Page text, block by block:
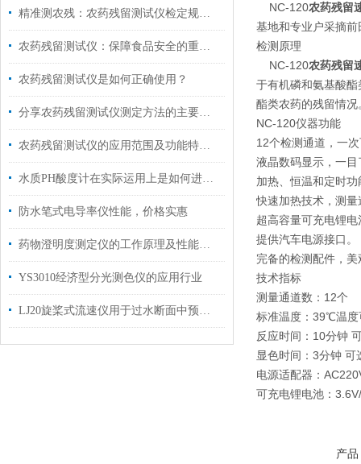
精准测农残：农药残留测试仪检定规程详解
农药残留测试仪：保障食品安全的重要工具
农药残留测试仪是如何正确使用？
分享农药残留测试仪测定方法的主要优点
农药残留测试仪的应用范围及功能特点说明
水质PH酸度计在实际运用上是如何进行安装维护的？
防水笔式电导率仪性能，价格实惠
药物澄明度测定仪的工作原理及性能特点
YS3010经济型分光测色仪的应用行业
LJ20旋桨式流速仪用于过水断面中预定测点的时段平均流速的测量
NC-120农药残留
基地和专业户采摘
检测原理
NC-120农药残留
于有机磷和氨基酸
酯类农药的残留情况
NC-120仪器功能
12个检测通道，一
液晶数码显示，一目
加热、恒温和定时功
快速加热技术，测
超高容量可充电锂
提供汽车电源接口。
完备的检测配件，
技术指标
测量通道数：12个
标准温度：39℃温
反应时间：10分钟
显色时间：3分钟 可
电源适配器：
可充电锂电池：
产品